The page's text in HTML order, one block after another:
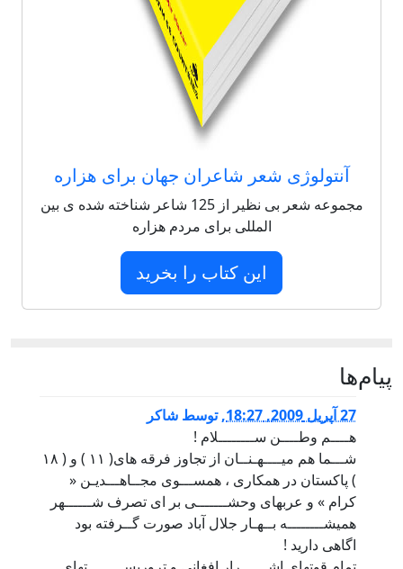
آنتولوژی شعر شاعران جهان برای هزاره
مجموعه شعر بی نظیر از 125 شاعر شناخته شده ی بین
المللی برای مردم هزاره
این کتاب را بخرید
پيام‌ها
27 آپریل 2009, 18:27 ,توسط شاکر
هــــم وطــــن ســــــــلام !
شـــما هم ميــــهـنــان از تجاوز فرقه های( ۱۱ ) و ( ۱۸
) پاکستان در همکاری ، همســـوی مجــاهـــديـن «
کرام » و عربهای وحشـــــــی بر ای تصرف شــــــهر
هميشــــــــه بــهـار جلال آباد صورت گــرفته بود
اگاهی داريد !